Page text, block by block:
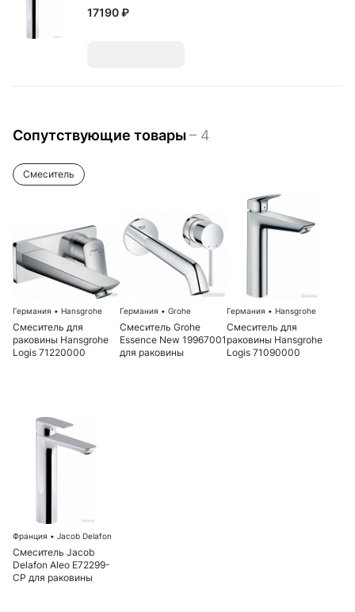
17190 ₽
Сопутствующие товары– 4
Смеситель
Германия • Hansgrohe
Смеситель для
раковины Hansgrohe
Logis 71220000
Германия • Grohe
Смеситель Grohe
Essence New 19967001
для раковины
Германия • Hansgrohe
Смеситель для
раковины Hansgrohe
Logis 71090000
Франция • Jacob Delafon
Смеситель Jacob
Delafon Aleo E72299-
CP для раковины